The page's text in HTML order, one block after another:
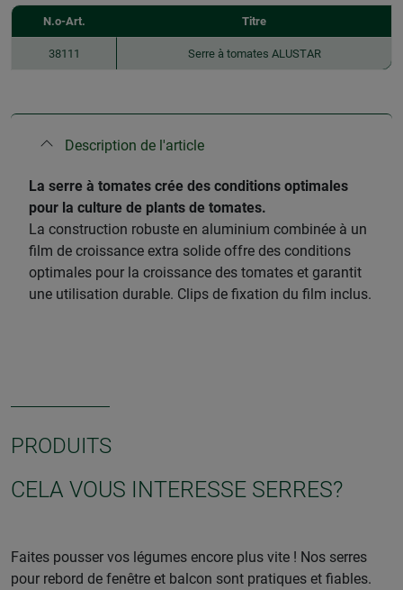
N.o-Art. Titre
38111 Serre à tomates ALUSTAR
Description de l'article
​La serre à tomates crée des conditions optimales
pour la culture de plants de tomates.
La construction robuste en aluminium combinée à un
film de croissance extra solide offre des conditions
optimales pour la croissance des tomates et garantit
une utilisation durable. Clips de fixation du film inclus.
PRODUITS
CELA VOUS INTERESSE SERRES?
Faites pousser vos légumes encore plus vite ! Nos serres
pour rebord de fenêtre et balcon sont pratiques et fiables.